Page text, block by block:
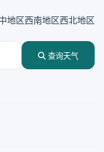
地区西南地区西北地区
查询天气